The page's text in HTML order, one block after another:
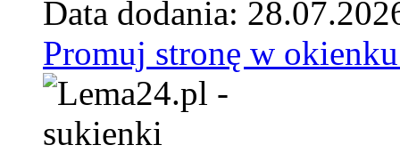
Data dodania:
Promuj stronę w